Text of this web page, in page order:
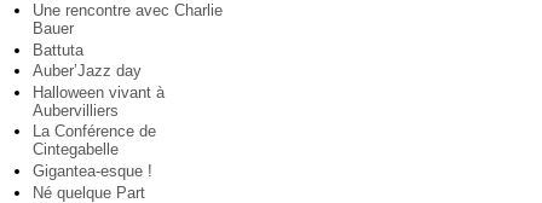
Une rencontre avec Charlie
Bauer
Battuta
Auber’Jazz day
Halloween vivant à
Aubervilliers
La Conférence de
Cintegabelle
Gigantea-esque !
Né quelque Part